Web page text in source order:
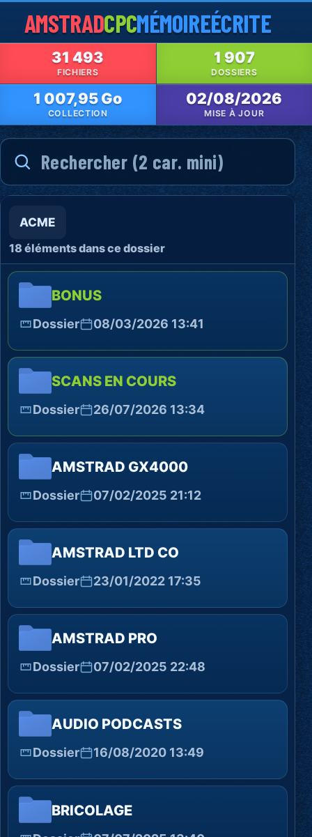
AMSTRADCPCMÉMOIREÉCRITE
31 493
FICHIERS
1 907
DOSSIERS
1 007,95 Go
COLLECTION
02/08/2026
MISE À JOUR
ACME
18 éléments dans ce dossier
BONUS
Dossier 08/03/2026 13:41
SCANS EN COURS
Dossier 26/07/2026 13:34
AMSTRAD GX4000
Dossier 07/02/2025 21:12
AMSTRAD LTD CO
Dossier 23/01/2022 17:35
AMSTRAD PRO
Dossier 07/02/2025 22:48
AUDIO PODCASTS
Dossier 16/08/2020 13:49
BRICOLAGE